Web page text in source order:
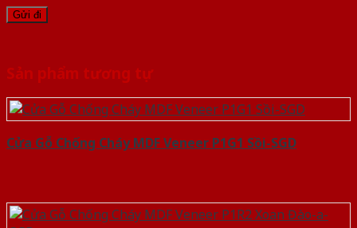
Sản phẩm tương tự
Cửa Gỗ Chống Cháy MDF Veneer P1G1 Sồi-SGD